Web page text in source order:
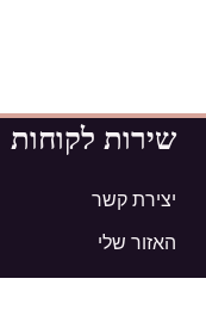
שירות לקוחות
יצירת קשר
האזור שלי